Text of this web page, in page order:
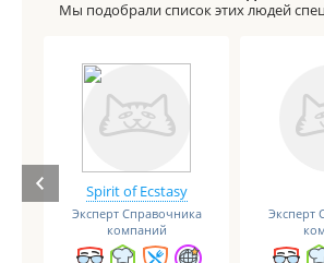
Мы подобрали список этих людей
Spirit of Ecstasy
Эксперт Справочника
компаний
Эксперт